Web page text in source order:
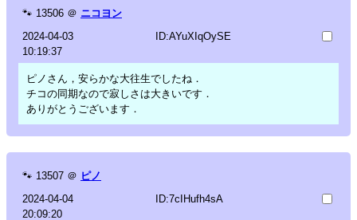
🐾 13506 ＠ ニコヨン
2024-04-03
10:19:37
ID:AYuXIqOySE
ピノさん，安らかな大往生でしたね．
チコの同期なので寂しさは大きいです．
ありがとうございます．
🐾 13507 ＠ ピノ
2024-04-04
20:09:20
ID:7cIHufh4sA